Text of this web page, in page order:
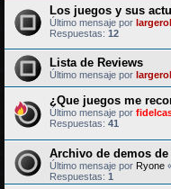
Los juegos y sus
Último mensaje por
Respuestas: 12
Lista de Reviews
Último mensaje por
¿Que juegos me
Último mensaje por
Respuestas: 41
Archivo de demos de
Último mensaje por Ryone
Respuestas: 1